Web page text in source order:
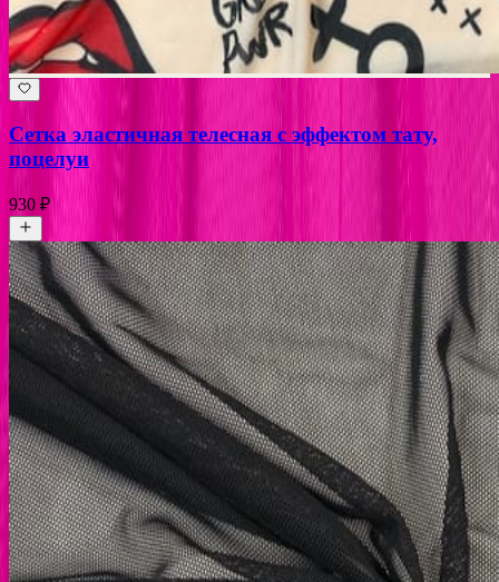
Сетка эластичная телесная с эффектом тату,
поцелуи
930 ₽